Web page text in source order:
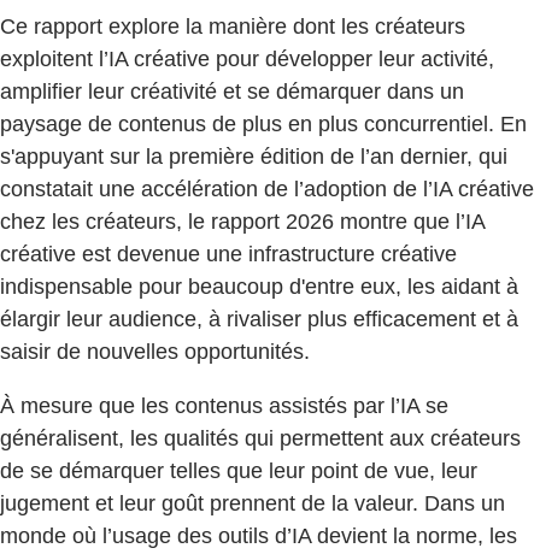
Ce rapport explore la manière dont les créateurs
exploitent l’IA créative pour développer leur activité,
amplifier leur créativité et se démarquer dans un
paysage de contenus de plus en plus concurrentiel. En
s'appuyant sur la première édition de l’an dernier, qui
constatait une accélération de l’adoption de l’IA créative
chez les créateurs, le rapport 2026 montre que l’IA
créative est devenue une infrastructure créative
indispensable pour beaucoup d'entre eux, les aidant à
élargir leur audience, à rivaliser plus efficacement et à
saisir de nouvelles opportunités.
À mesure que les contenus assistés par l’IA se
généralisent, les qualités qui permettent aux créateurs
de se démarquer telles que leur point de vue, leur
jugement et leur goût prennent de la valeur. Dans un
monde où l’usage des outils d’IA devient la norme, les